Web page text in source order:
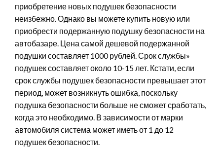
приобретение новых подушек безопасности
неизбежно. Однако вы можете купить новую или
приобрести подержанную подушку безопасности на
автобазаре. Цена самой дешевой подержанной
подушки составляет 1000 рублей. Срок службы»
подушек составляет около 10-15 лет. Кстати, если
срок службы подушек безопасности превышает этот
период, может возникнуть ошибка, поскольку
подушка безопасности больше не сможет сработать,
когда это необходимо. В зависимости от марки
автомобиля система может иметь от 1 до 12
подушек безопасности.